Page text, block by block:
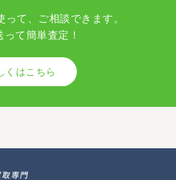
って、ご相談できます。
って簡単査定！
くはこちら